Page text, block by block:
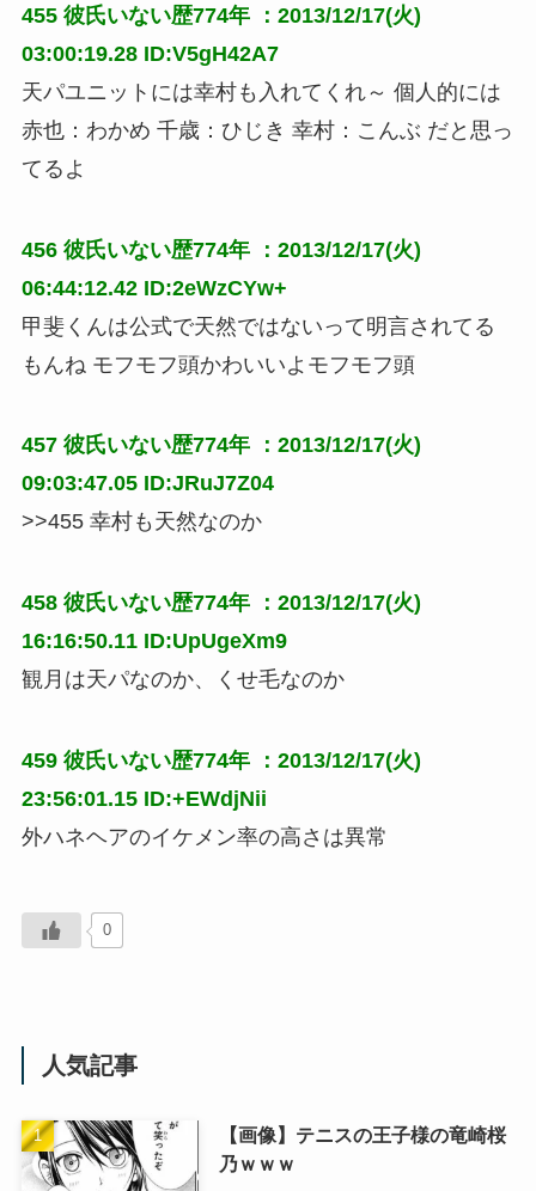
455 彼氏いない歴774年
：2013/12/17(火)
03:00:19.28 ID:V5gH42A7
天パユニットには幸村も入れてくれ～ 個人的には
赤也：わかめ 千歳：ひじき 幸村：こんぶ だと思っ
てるよ
456 彼氏いない歴774年
：2013/12/17(火)
06:44:12.42 ID:2eWzCYw+
甲斐くんは公式で天然ではないって明言されてる
もんね モフモフ頭かわいいよモフモフ頭
457 彼氏いない歴774年
：2013/12/17(火)
09:03:47.05 ID:JRuJ7Z04
>>455 幸村も天然なのか
458 彼氏いない歴774年
：2013/12/17(火)
16:16:50.11 ID:UpUgeXm9
観月は天パなのか、くせ毛なのか
459 彼氏いない歴774年
：2013/12/17(火)
23:56:01.15 ID:+EWdjNii
外ハネヘアのイケメン率の高さは異常
0
人気記事
【画像】テニスの王子様の竜崎桜
乃ｗｗｗ